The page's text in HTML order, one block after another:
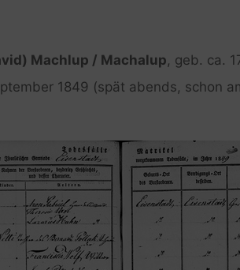
Machlup / Machalup, geb. ca.
1849 (spät abends, schon